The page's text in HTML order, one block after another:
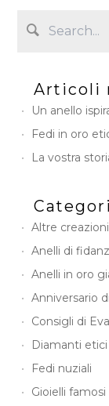
Articoli
Un anello
Fedi in oro
La vostra
Altre creazioni
Anelli di
Anelli in oro
Anniversario
Consigli di Eva
Diamanti etici
Fedi nuziali
Gioielli famosi